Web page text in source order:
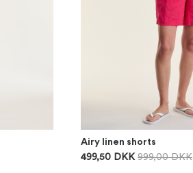
Airy linen shorts
499,50 DKK 999,00 DKK